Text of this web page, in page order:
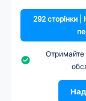
292 сторінки |
Отримайте